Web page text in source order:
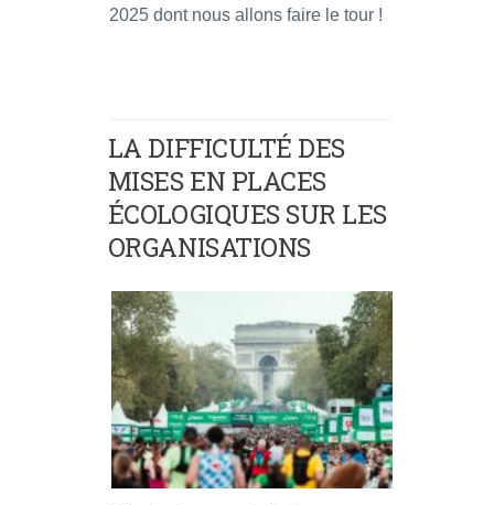
2025 dont nous allons faire le tour !
LA DIFFICULTÉ DES
MISES EN PLACES
ÉCOLOGIQUES SUR LES
ORGANISATIONS